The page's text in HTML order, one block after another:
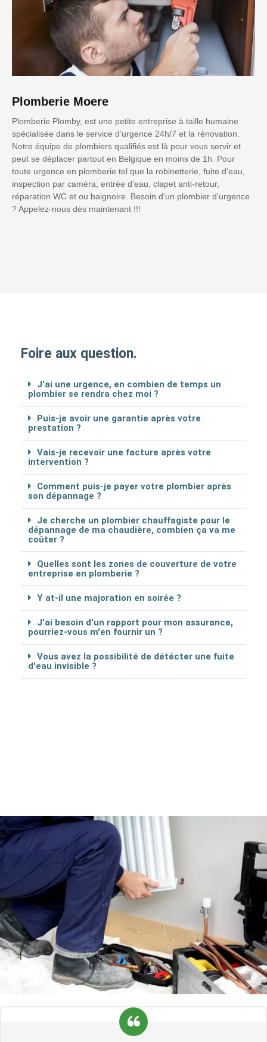
Plomberie Moere
Plomberie Plomby, est une petite entreprise à taille humaine
spécialisée dans le service d’urgence 24h/7 et la rénovation.
Notre équipe de plombiers qualifiés est là pour vous servir et
peut se déplacer partout en Belgique en moins de 1h. Pour
toute urgence en plomberie tel que la robinetterie, fuite d'eau,
inspection par caméra, entrée d'eau, clapet anti-retour,
réparation WC et ou baignoire. Besoin d'un plombier d'urgence
? Appelez-nous dès maintenant !!!
Foire aux question.
J'ai une urgence, en combien de temps un
plombier se rendra chez moi ?
Puis-je avoir une garantie après votre
prestation ?
Vais-je recevoir une facture après votre
intervention ?
Comment puis-je payer votre plombier après
son dépannage ?
Je cherche un plombier chauffagiste pour le
dépannage de ma chaudière, combien ça va me
coûter ?
Quelles sont les zones de couverture de votre
entreprise en plomberie ?
Y at-il une majoration en soirée ?
J'ai besoin d'un rapport pour mon assurance,
pourriez-vous m'en fournir un ?
Vous avez la possibilité de détécter une fuite
d'eau invisible ?